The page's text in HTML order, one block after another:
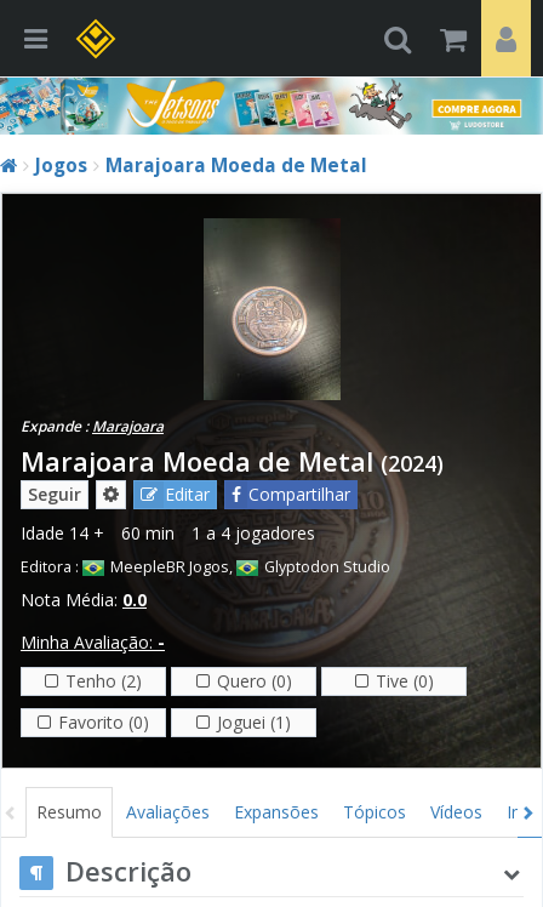
Jogos Marajoara Moeda de Metal
Expande :Marajoara
Marajoara Moeda de Metal (2024)
Seguir Editar
Compartilhar
Idade 14 + 60 min 1 a 4 jogadores
Editora : MeepleBR Jogos, Glyptodon Studio
Nota Média: 0.0
Minha Avaliação: -
Tenho (2)
Quero (0)
Tive (0)
Favorito (0)
Joguei (1)
Resumo Avaliações Expansões Tópicos Vídeos
Descrição